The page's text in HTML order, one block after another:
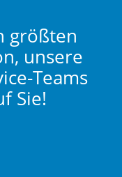
größten
unsere
Teams
Sie!